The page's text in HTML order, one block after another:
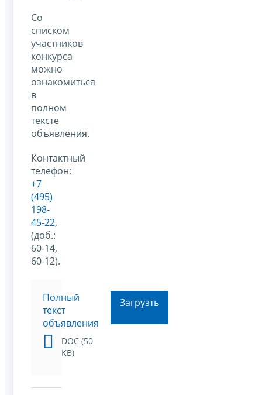
Со
списком
участников
конкурса
можно
ознакомиться
в
полном
тексте
объявления.
Контактный
телефон:
+7
(495)
198-
45-22,
(доб.:
60-14,
60-12).
Полный
текст
объявления
DOC (50
КВ)
Загрузть